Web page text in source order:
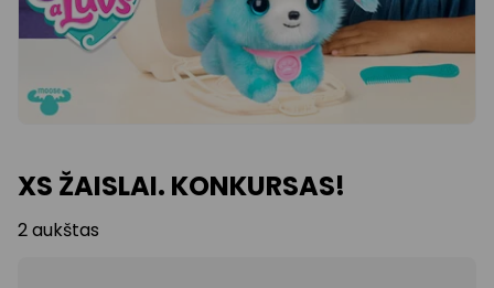
XS ŽAISLAI. KONKURSAS!
2 aukštas